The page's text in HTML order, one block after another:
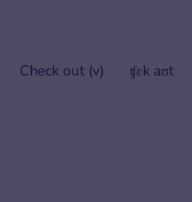
Check out (v)
ʧɛk aʊt